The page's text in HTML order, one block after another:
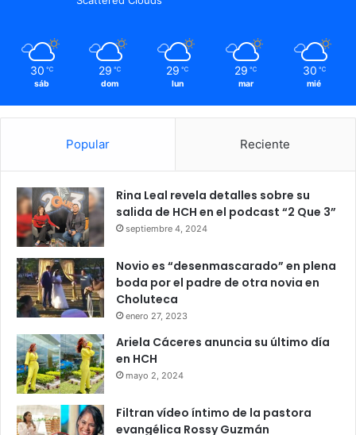
30 ℃
sáb
29 ℃
dom
29 ℃
lun
29 ℃
mar
30 ℃
mié
Popular Reciente
Rina Leal revela detalles sobre su
salida de HCH en el podcast “2 Que 3”
septiembre 4, 2024
Novio es “desenmascarado” en plena
boda por el padre de otra novia en
Choluteca
enero 27, 2023
Ariela Cáceres anuncia su último día
en HCH
mayo 2, 2024
Filtran vídeo íntimo de la pastora
evangélica Rossy Guzmán